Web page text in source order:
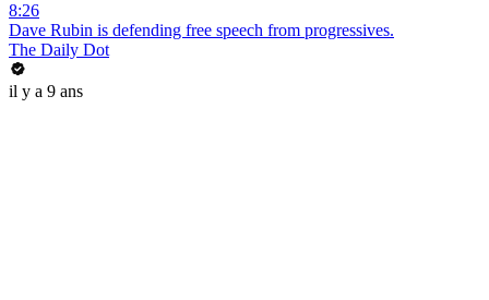
8:26
Dave Rubin is defending free speech from progressives.
The Daily Dot
il y a 9 ans